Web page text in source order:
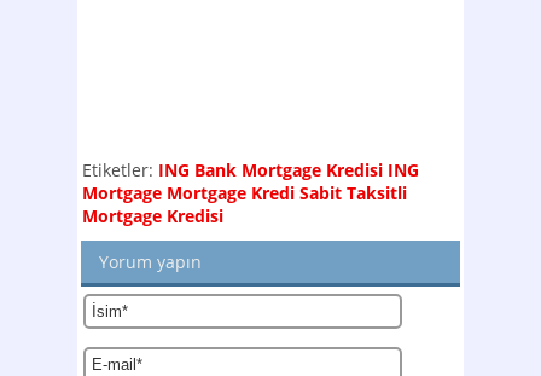
Etiketler: ING Bank Mortgage Kredisi ING
Mortgage Mortgage Kredi Sabit Taksitli
Mortgage Kredisi
Yorum yapın